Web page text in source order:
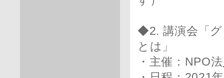
◆2. 講演会「
とは」
・主催：NPO